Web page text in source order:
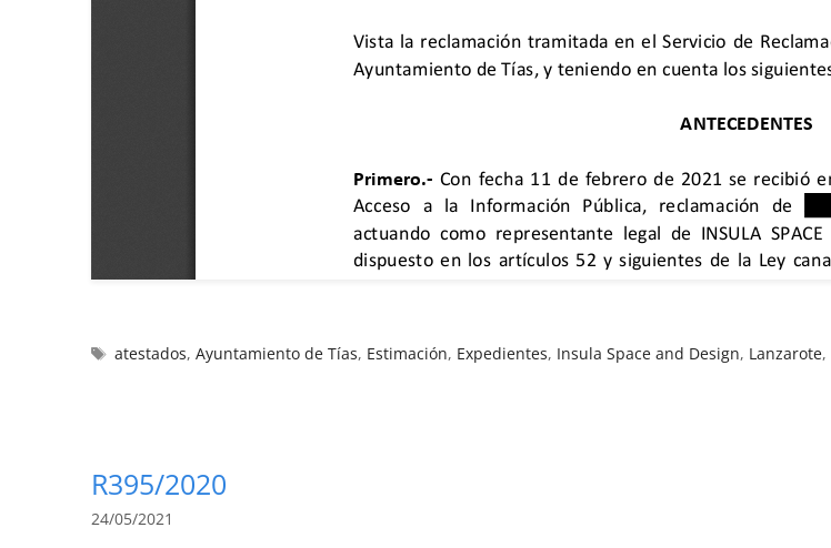
atestados,Ayuntamiento de Tías, Estimación, Expedientes, Insula Space and Design, Lanzarote,
R395/2020
24/05/2021